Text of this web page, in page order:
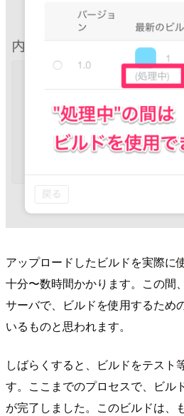
アップロードしたビルドを実際に
十分〜数時間かかります。この間、
サーバで、ビルドを使用するため
いるものと思われます。
しばらくすると、ビルドをテスト
す。ここまでのプロセスで、ビル
が完了しました。このビルドは、